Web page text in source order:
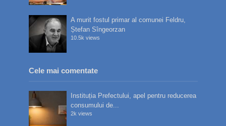
A murit fostul primar al comunei Feldru,
Ștefan Sîngeorzan
10.5k views
Cele mai comentate
Instituția Prefectului, apel pentru reducerea
consumului de...
2k views